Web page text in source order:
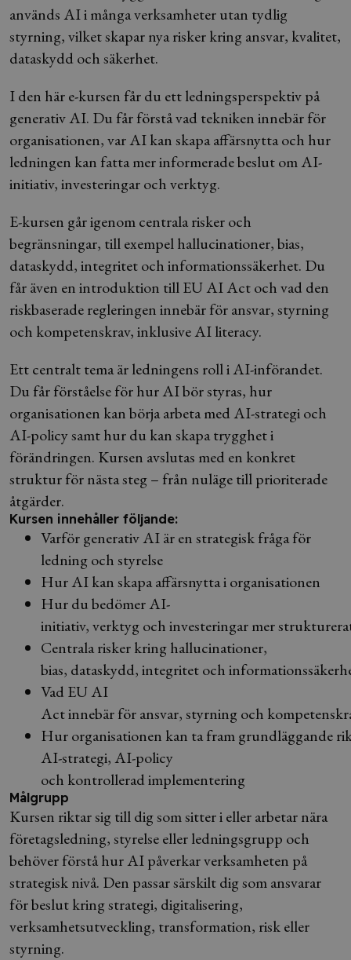
används AI i många verksamheter utan tydlig
styrning, vilket skapar nya risker kring ansvar, kvalitet,
dataskydd och säkerhet.
I den här e-kursen får du ett ledningsperspektiv på
generativ AI. Du får förstå vad tekniken innebär för
organisationen, var AI kan skapa affärsnytta och hur
ledningen kan fatta mer informerade beslut om AI-
initiativ, investeringar och verktyg.
E-kursen går igenom centrala risker och
begränsningar, till exempel hallucinationer, bias,
dataskydd, integritet och informationssäkerhet. Du
får även en introduktion till EU AI Act och vad den
riskbaserade regleringen innebär för ansvar, styrning
och kompetenskrav, inklusive AI literacy.
Ett centralt tema är ledningens roll i AI-införandet.
Du får förståelse för hur AI bör styras, hur
organisationen kan börja arbeta med AI-strategi och
AI-policy samt hur du kan skapa trygghet i
förändringen. Kursen avslutas med en konkret
struktur för nästa steg – från nuläge till prioriterade
åtgärder.
Kursen innehåller följande:
Varför generativ AI är en strategisk fråga för
ledning och styrelse
Hur AI kan skapa affärsnytta i organisationen
Hur du bedömer AI-
initiativ, verktyg och investeringar mer
Centrala risker kring hallucinationer,
bias, dataskydd, integritet och
Vad EU AI
Act innebär för ansvar, styrning och
Hur organisationen kan ta fram grundläggande
AI-strategi, AI-policy
och kontrollerad implementering
Målgrupp
Kursen riktar sig till dig som sitter i eller arbetar nära
företagsledning, styrelse eller ledningsgrupp och
behöver förstå hur AI påverkar verksamheten på
strategisk nivå. Den passar särskilt dig som ansvarar
för beslut kring strategi, digitalisering,
verksamhetsutveckling, transformation, risk eller
styrning.